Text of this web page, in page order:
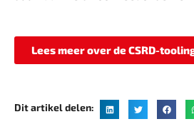
Lees meer over de CSRD-
Dit artikel delen: